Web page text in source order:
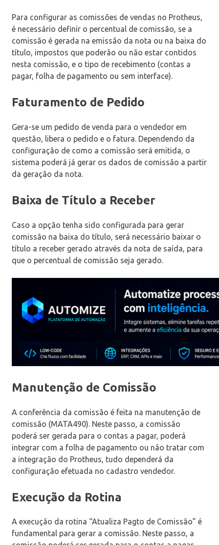
Para configurar as comissões de vendas no Protheus,
é necessário definir o percentual de comissão, se a
comissão é gerada na emissão da nota ou na baixa do
título, impostos que poderão ou não estar contidos
nesta comissão, e o tipo de recebimento (contas a
pagar, folha de pagamento ou sem interface).
Faturamento de Pedido
Gera-se um pedido de venda para o vendedor em
questão, libera o pedido e o fatura. Dependendo da
configuração de como a comissão será emitida, o
sistema poderá já gerar os dados de comissão a partir
da geração da nota.
Baixa de Título a Receber
Caso a opção tenha sido configurada para gerar
comissão na baixa do título, será necessário baixar o
título a receber gerado através da nota de saída, para
que o percentual de comissão seja gerado.
Manutenção de Comissão
A conferência da comissão é feita na manutenção de
comissão (MATA490). Neste passo, a comissão
poderá ser gerada para o contas a pagar, poderá
integrar com a folha de pagamento ou não tratar com
a integração do Protheus, tudo dependerá da
configuração efetuada no cadastro vendedor.
Execução da Rotina
A execução da rotina “Atualiza Pagto de Comissão” é
fundamental para gerar a comissão. Neste passo, a